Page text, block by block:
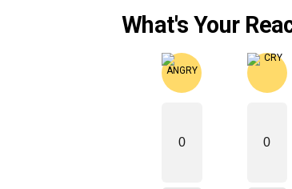
What's Your
0 0